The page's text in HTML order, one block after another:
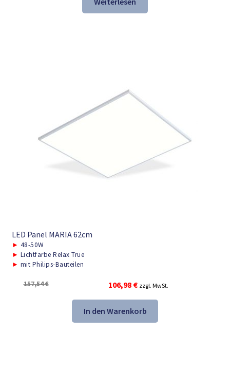
153,99 € 105,98 €.
LED Panel MARIA 62cm
► 48-50W
► Lichtfarbe Relax True
► mit Philips-Bauteilen
157,54€
Ursprünglicher
Preis
war:
157,54 €
106,98 €Aktueller
Preis
ist:
106,98 €.
zzgl. MwSt.
In den Warenkorb